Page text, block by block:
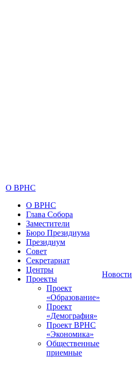
О ВРНС
О ВРНС
Глава Собора
Заместители
Бюро Президиума
Президиум
Совет
Секретариат
Центры
Проекты
Проект
«Образование»
Проект
«Демография»
Проект ВРНС
«Экономика»
Общественные
приемные
Новости